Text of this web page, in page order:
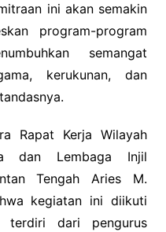
ini akan semakin
program-program
semangat
kerukunan, dan
Rapat Kerja Wilayah
dan Lembaga Injil
Tengah Aries M.
kegiatan ini diikuti
dari pengurus